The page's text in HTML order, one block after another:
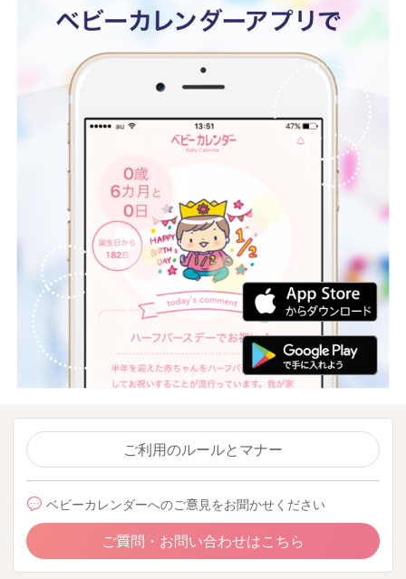
ご利用のルールとマナー
ベビーカレンダーへのご意見をお聞かせください
ご質問・お問い合わせはこちら